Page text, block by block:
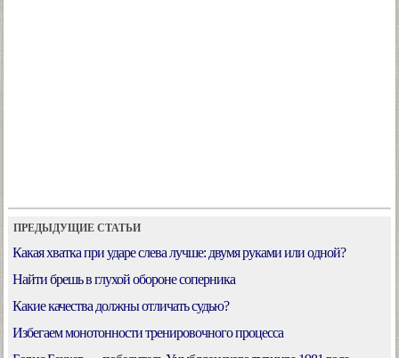
ПРЕДЫДУЩИЕ СТАТЬИ
Какая хватка при ударе слева лучше: двумя руками или одной?
Найти брешь в глухой обороне соперника
Какие качества должны отличать судью?
Избегаем монотонности тренировочного процесса